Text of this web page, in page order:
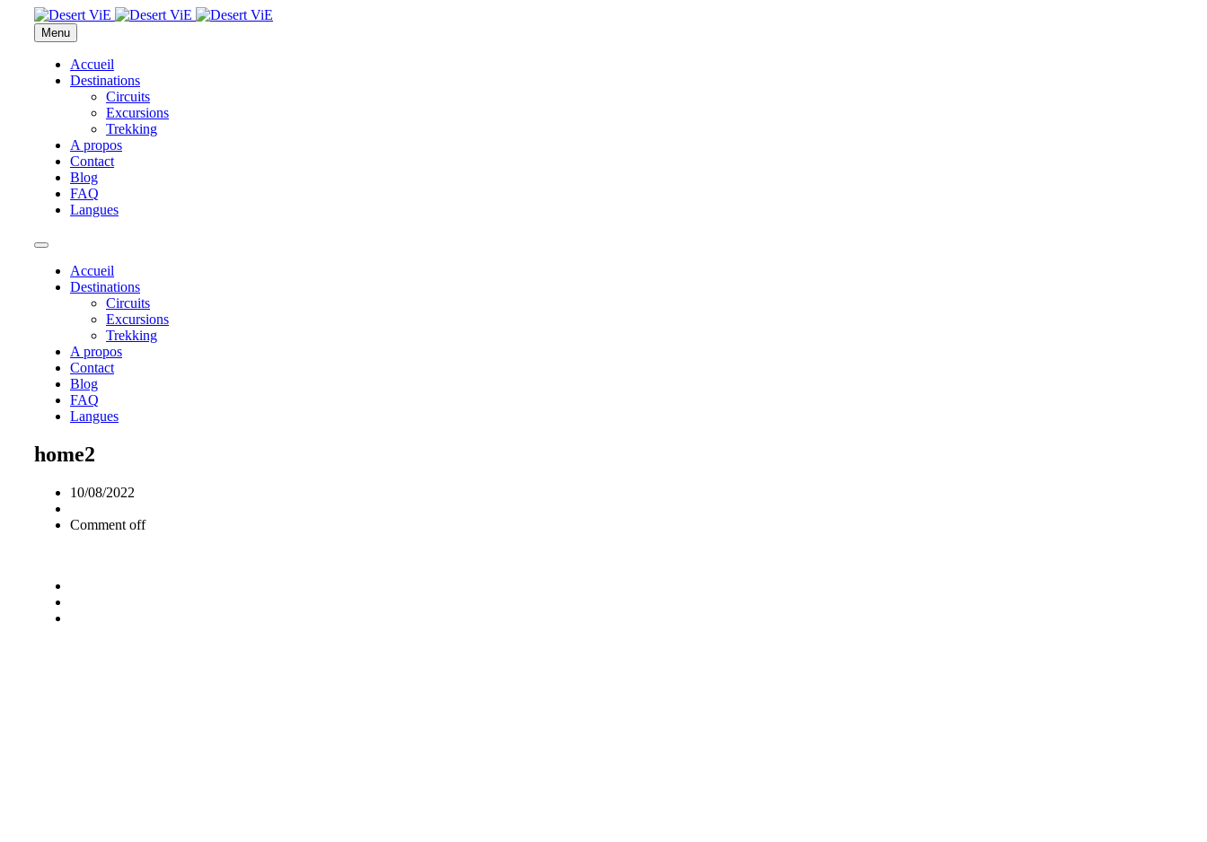
Menu
Accueil
Destinations
Circuits
Excursions
Trekking
A propos
Contact
Blog
FAQ
Langues
Accueil
Destinations
Circuits
Excursions
Trekking
A propos
Contact
Blog
FAQ
Langues
home2
10/08/2022
Comment off